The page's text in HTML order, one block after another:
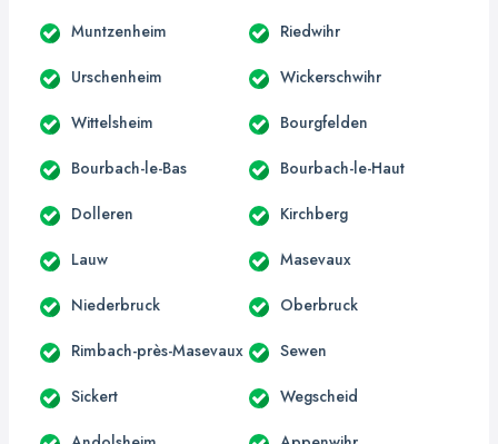
Muntzenheim Riedwihr
Urschenheim Wickerschwihr
Wittelsheim Bourgfelden
Bourbach-le-Bas Bourbach-le-Haut
Dolleren Kirchberg
Lauw Masevaux
Niederbruck Oberbruck
Rimbach-près-Masevaux Sewen
Sickert Wegscheid